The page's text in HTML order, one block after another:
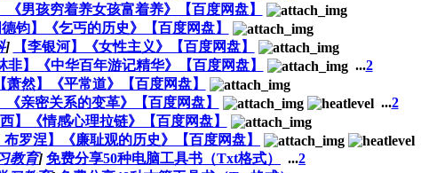
《男孩穷着养女孩富着养》【百度网盘】
德钧】《乞丐的历史》【百度网盘】
] 【李银河】《女性主义》【百度网盘】
非】《中华百年游记精华》【百度网盘】 ...2
【萧然】《平常道》【百度网盘】
《亲密关系的变革》【百度网盘】
...2
西】《情感心理拉链》【百度网盘】
布罗涅】《廉耻观的历史》【百度网盘】
教育] 免费分享50种电脑工具书（Txt格式） ...2